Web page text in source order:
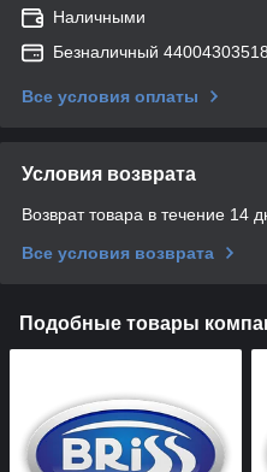
Наличными
Безналичный
Все условия оплаты
Условия возврата
Возврат товара в течение 14
Все условия возврата
Подобные товары